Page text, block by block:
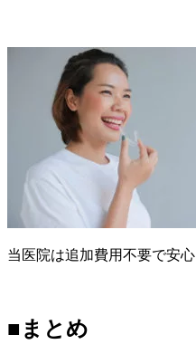
当医院は追加費用不要で安心
■まとめ